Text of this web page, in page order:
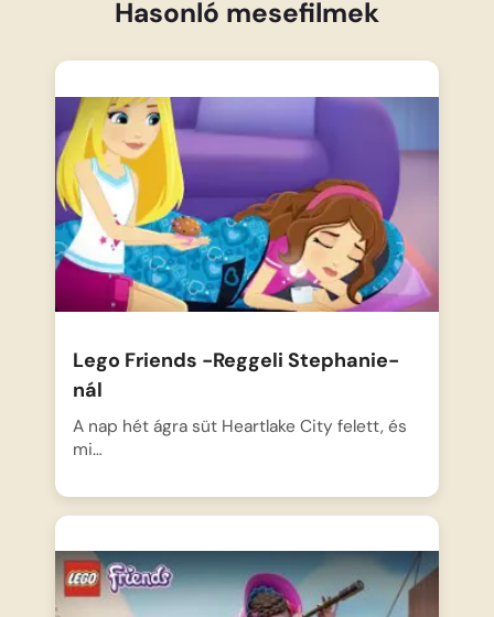
Hasonló mesefilmek
Lego Friends -Reggeli Stephanie-
nál
A nap hét ágra süt Heartlake City felett, és
mi…